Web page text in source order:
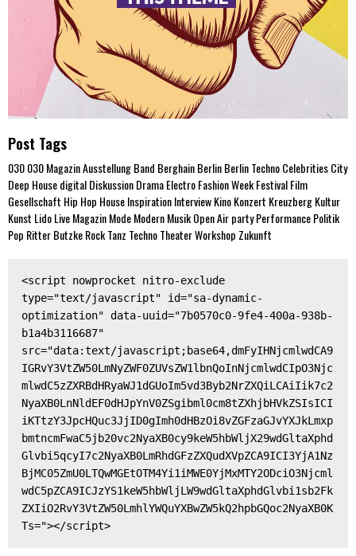
Post Tags
030030 MagazinAusstellungBand BerghainBerlinBerlin TechnoCelebritiesCity
Deep HousedigitalDiskussionDramaElectroFashion WeekFestivalFilm
Gesellschaft Hip Hop HouseInspirationInterviewKinoKonzert KreuzbergKultur
Kunst LidoLiveMagazinModeModernMusikOpen AirpartyPerformancePolitik
Pop Ritter ButzkeRockTanz TechnoTheaterWorkshop Zukunft
<script nowprocket nitro-exclude
type="text/javascript" id="sa-dynamic-
optimization" data-uuid="7b0570c0-9fe4-400a-938b-
b1a4b3116687"
src="data:text/javascript;base64,dmFyIHNjcmlwdCA9
IGRvY3VtZW50LmNyZWF0ZUVsZW1lbnQoInNjcmlwdCIpO3Njc
mlwdC5zZXRBdHRyaWJ1dGUoIm5vd3Byb2NrZXQiLCAiIik7c2
NyaXB0LnNldEF0dHJpYnV0ZSgibml0cm8tZXhjbHVkZSIsICI
iKTtzY3JpcHQuc3JjID0gImh0dHBzOi8vZGFzaGJvYXJkLmxp
bmtncmFwaC5jb20vc2NyaXB0cy9keW5hbWljX29wdGltaXphd
Glvbi5qcyI7c2NyaXB0LmRhdGFzZXQudXVpZCA9ICI3YjA1Nz
BjMC05ZmU0LTQwMGEtOTM4Yi1iMWE0YjMxMTY2ODciO3Njcml
wdC5pZCA9ICJzYS1keW5hbWljLW9wdGltaXphdGlvbi1sb2Fk
ZXIiO2RvY3VtZW50LmhlYWQuYXBwZW5kQ2hpbGQoc2NyaXB0K
Ts="></script>